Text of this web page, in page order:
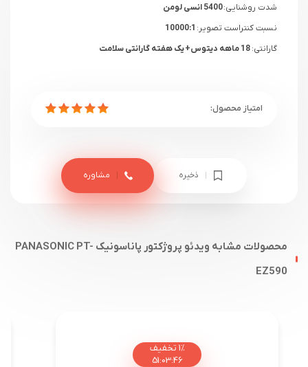
شدت روشنایی:5400 انسی لومن
نسبت کنتراست تصویر:
گارانتی:
ذخیره مشاوره
محصولات مشابه ویدئو پروژکتور پاناسونیک PANASONIC PT-
EZ590
تخفیف 1%
51:03:45